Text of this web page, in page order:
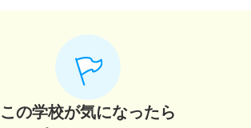
この学校が気になったら